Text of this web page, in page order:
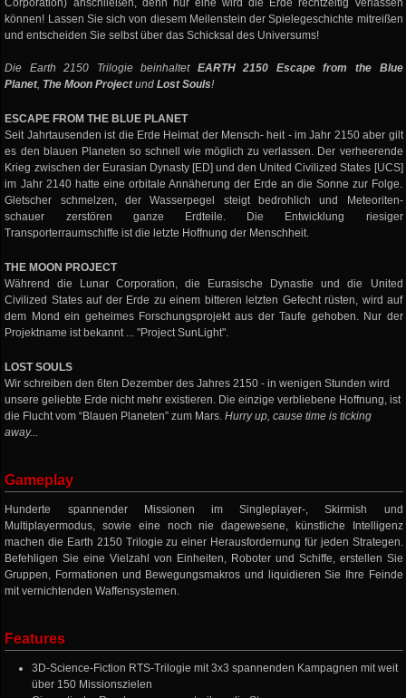
Corporation) anschließen, denn nur eine wird die Erde rechtzeitig verlassen
können! Lassen Sie sich von diesem Meilenstein der Spielegeschichte mitreißen
und entscheiden Sie selbst über das Schicksal des Universums!
Die Earth 2150 Trilogie beinhaltet EARTH 2150 Escape from the Blue
Planet, The Moon ProjectundLost Souls!
ESCAPE FROM THE BLUE PLANET
Seit Jahrtausenden ist die Erde Heimat der Mensch- heit - im Jahr 2150 aber gilt
es den blauen Planeten so schnell wie möglich zu verlassen. Der verheerende
Krieg zwischen der Eurasian Dynasty [ED] und den United Civilized States [UCS]
im Jahr 2140 hatte eine orbitale Annäherung der Erde an die Sonne zur Folge.
Gletscher schmelzen, der Wasserpegel steigt bedrohlich und Meteoriten-
schauer zerstören ganze Erdteile. Die Entwicklung riesiger
Transporterraumschiffe ist die letzte Hoffnung der Menschheit.
THE MOON PROJECT
Während die Lunar Corporation, die Eurasische Dynastie und die United
Civilized States auf der Erde zu einem bitteren letzten Gefecht rüsten, wird auf
dem Mond ein geheimes Forschungsprojekt aus der Taufe gehoben. Nur der
Projektname ist bekannt ... "Project SunLight".
LOST SOULS
Wir schreiben den 6ten Dezember des Jahres 2150 - in wenigen Stunden wird
unsere geliebte Erde nicht mehr existieren. Die einzige verbliebene Hoffnung, ist
die Flucht vom “Blauen Planeten” zum Mars.Hurry up, cause time is ticking
away...
Gameplay
Hunderte spannender Missionen im Singleplayer-, Skirmish und
Multiplayermodus, sowie eine noch nie dagewesene, künstliche Intelligenz
machen die Earth 2150 Trilogie zu einer Herausfordernung für jeden Strategen.
Befehligen Sie eine Vielzahl von Einheiten, Roboter und Schiffe, erstellen Sie
Gruppen, Formationen und Bewegungsmakros und liquidieren Sie Ihre Feinde
mit vernichtenden Waffensystemen.
Features
3D-Science-Fiction RTS-Trilogie mit 3x3 spannenden Kampagnen mit weit
über 150 Missionszielen